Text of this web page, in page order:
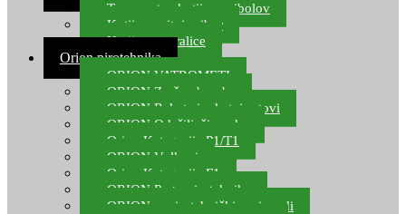
Transportne kutije za ribolov
Kutije za sitni pribor
Kutije za varalice
Orion pirotehnika
ORION VATROMETI
ORION Zračne bombe
ORION Rakete i raketni setovi
ORION Odašiljači zvuka
Orion Kategorija P1/T1
ORION Vulkani
Orion Kategorija F1
ORION Party pirotehnika
ORION nepirotehnički proizvodi